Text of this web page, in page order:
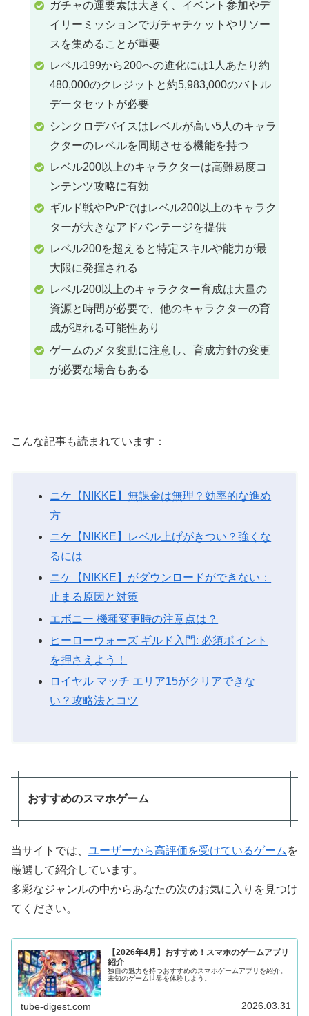
ガチャの運要素は大きく、イベント参加やデ
イリーミッションでガチャチケットやリソー
スを集めることが重要
レベル199から200への進化には1人あたり約
480,000のクレジットと約5,983,000のバトル
データセットが必要
シンクロデバイスはレベルが高い5人のキャラ
クターのレベルを同期させる機能を持つ
レベル200以上のキャラクターは高難易度コ
ンテンツ攻略に有効
ギルド戦やPvPではレベル200以上のキャラク
ターが大きなアドバンテージを提供
レベル200を超えると特定スキルや能力が最
大限に発揮される
レベル200以上のキャラクター育成は大量の
資源と時間が必要で、他のキャラクターの育
成が遅れる可能性あり
ゲームのメタ変動に注意し、育成方針の変更
が必要な場合もある
こんな記事も読まれています：
ニケ【NIKKE】無課金は無理？効率的な進め
方
ニケ【NIKKE】レベル上げがきつい？強くな
るには
ニケ【NIKKE】がダウンロードができない：
止まる原因と対策
エボニー 機種変更時の注意点は？
ヒーローウォーズ ギルド入門: 必須ポイント
を押さえよう！
ロイヤル マッチ エリア15がクリアできな
い？攻略法とコツ
おすすめのスマホゲーム
当サイトでは、 ユーザーから高評価を受けているゲーム を
厳選して紹介しています。
多彩なジャンルの中からあなたの次のお気に入りを見つけ
てください。
【2026年4月】おすすめ！スマホのゲームアプリ
紹介
独自の魅力を持つおすすめのスマホゲームアプリを紹介。
未知のゲーム世界を体験しよう。
tube-digest.com 2026.03.31